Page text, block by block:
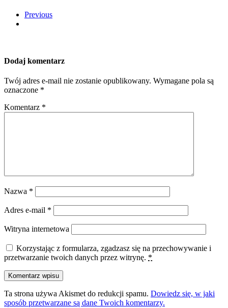
Previous
Dodaj komentarz
Twój adres e-mail nie zostanie opublikowany. Wymagane pola są
oznaczone *
Komentarz *
Nazwa *
Adres e-mail *
Witryna internetowa
Korzystając z formularza, zgadzasz się na przechowywanie i
przetwarzanie twoich danych przez witrynę. *
Ta strona używa Akismet do redukcji spamu. Dowiedz się, w jaki
sposób przetwarzane są dane Twoich komentarzy.